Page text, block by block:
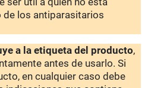
de los antiparasitarios
a la etiqueta del producto,
antes de usarlo. Si
en cualquier caso debe